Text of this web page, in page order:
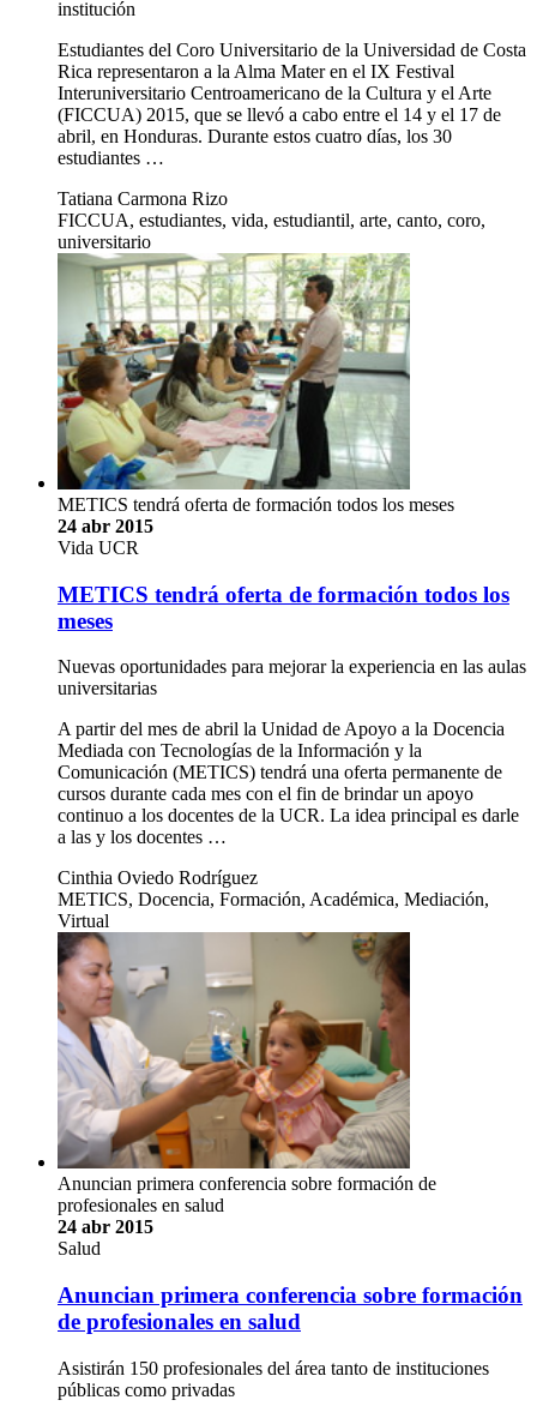
institución
Estudiantes del Coro Universitario de la Universidad de Costa
Rica representaron a la Alma Mater en el IX Festival
Interuniversitario Centroamericano de la Cultura y el Arte
(FICCUA) 2015, que se llevó a cabo entre el 14 y el 17 de
abril, en Honduras. Durante estos cuatro días, los 30
estudiantes …
Tatiana Carmona Rizo
FICCUA, estudiantes, vida, estudiantil, arte, canto, coro,
universitario
METICS tendrá oferta de formación todos los meses
24 abr 2015
Vida UCR
METICS tendrá oferta de formación todos los
meses
Nuevas oportunidades para mejorar la experiencia en las aulas
universitarias
A partir del mes de abril la Unidad de Apoyo a la Docencia
Mediada con Tecnologías de la Información y la
Comunicación (METICS) tendrá una oferta permanente de
cursos durante cada mes con el fin de brindar un apoyo
continuo a los docentes de la UCR. La idea principal es darle
a las y los docentes …
Cinthia Oviedo Rodríguez
METICS, Docencia, Formación, Académica, Mediación,
Virtual
Anuncian primera conferencia sobre formación de
profesionales en salud
24 abr 2015
Salud
Anuncian primera conferencia sobre formación
de profesionales en salud
Asistirán 150 profesionales del área tanto de instituciones
públicas como privadas